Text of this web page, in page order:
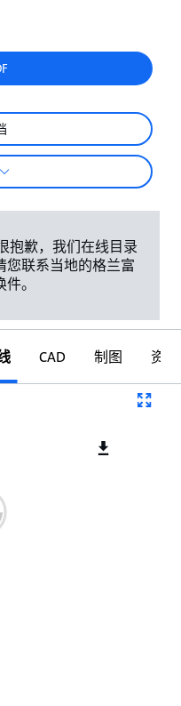
抱歉，我们在线目录
您联系当地的格兰富
。
CAD 制图 资料